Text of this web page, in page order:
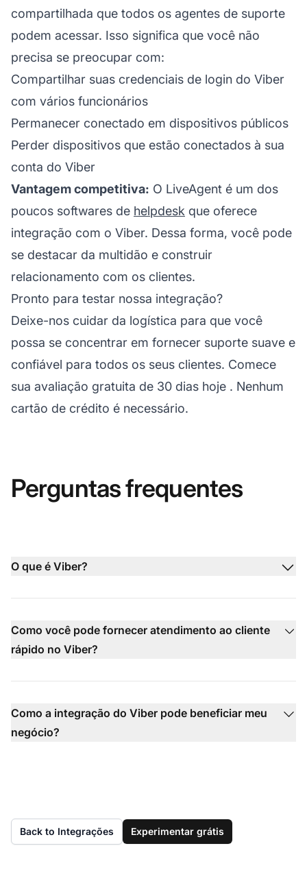
compartilhada que todos os agentes de suporte
podem acessar. Isso significa que você não
precisa se preocupar com:
Compartilhar suas credenciais de login do Viber
com vários funcionários
Permanecer conectado em dispositivos públicos
Perder dispositivos que estão conectados à sua
conta do Viber
Vantagem competitiva: O LiveAgent é um dos
poucos softwares de helpdesk que oferece
integração com o Viber. Dessa forma, você pode
se destacar da multidão e construir
relacionamento com os clientes.
Pronto para testar nossa integração?
Deixe-nos cuidar da logística para que você
possa se concentrar em fornecer suporte suave e
confiável para todos os seus clientes. Comece
sua avaliação gratuita de 30 dias hoje . Nenhum
cartão de crédito é necessário.
Perguntas frequentes
O que é Viber?
Como você pode fornecer atendimento ao cliente
rápido no Viber?
Como a integração do Viber pode beneficiar meu
negócio?
Back to Integrações Experimentar grátis